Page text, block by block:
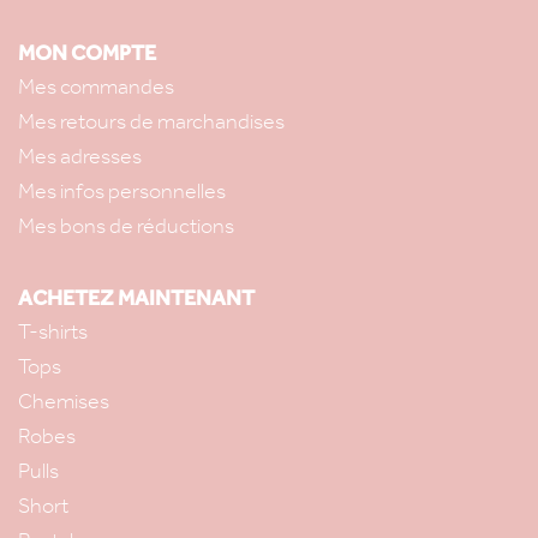
MON COMPTE
Mes commandes
Mes retours de marchandises
Mes adresses
Mes infos personnelles
Mes bons de réductions
ACHETEZ MAINTENANT
T-shirts
Tops
Chemises
Robes
Pulls
Short